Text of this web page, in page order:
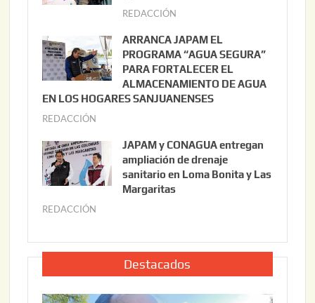
t
3
,
2
0
REDACCIÓN
i
o
2
2
0
ARRANCA JAPAM EL
PROGRAMA “AGUA SEGURA”
PARA FORTALECER EL
ALMACENAMIENTO DE AGUA
EN LOS HOGARES SANJUANENSES
REDACCIÓN
l
i
o
,
0
2
JAPAM y CONAGUA entregan
ampliación de drenaje
sanitario en Loma Bonita y Las
Margaritas
REDACCIÓN
l
o
2
Destacados